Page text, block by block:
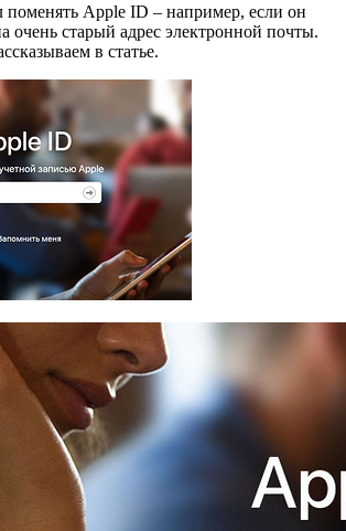
поменять Apple ID – например, если он
очень старый адрес электронной почты.
в статье.